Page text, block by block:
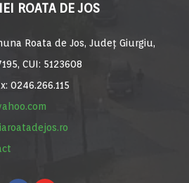
ROATA DE JOS
Roata de Jos, Județ Giurgiu,
CUI: 5123608
0246.266.115